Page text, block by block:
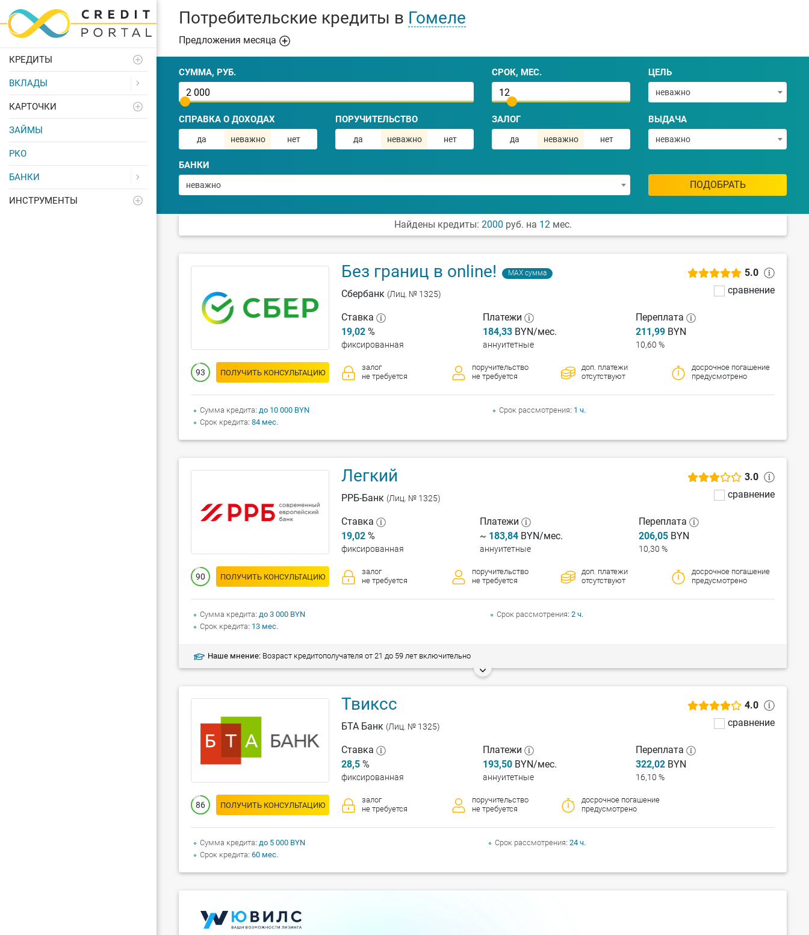
КРЕДИТЫ
ВКЛАДЫ
КАРТОЧКИ
ЗАЙМЫ
РКО
БАНКИ
ИНСТРУМЕНТЫ
Потребительские кредиты в Гомеле
Предложения месяца
СУММА, РУБ. СРОК, МЕС. ЦЕЛЬ
неважно
СПРАВКА О ДОХОДАХ
неважно
да нет
ПОРУЧИТЕЛЬСТВО
неважно
да нет
ЗАЛОГ
неважно
да нет
ВЫДАЧА
неважно
БАНКИ
неважно ПОДОБРАТЬ
Найдены кредиты: 2000 руб. на 12мес.
Без границ в online! MAX сумма
Сбербанк (Лиц. № 1325)
5.0
сравнение
Ставка
19,02 %
фиксированная
Платежи
184,33 BYN/мес.
аннуитетные
Переплата
211,99 BYN
10,60 %
93 ПОЛУЧИТЬ КОНСУЛЬТАЦИЮ
залог
не требуется
поручительство
не требуется
доп. платежи
отсутствуют
досрочное погашение
предусмотрено
Сумма кредита до 10 000 BYN
Срок кредита 84 мес.
Срок рассмотрения 1 ч.
Легкий
РРБ-Банк (Лиц. № 1325)
3.0
сравнение
Ставка
19,02 %
фиксированная
Платежи
~ 183,84 BYN/мес.
аннуитетные
Переплата
206,05 BYN
10,30 %
90 ПОЛУЧИТЬ КОНСУЛЬТАЦИЮ
залог
не требуется
поручительство
не требуется
доп. платежи
отсутствуют
досрочное погашение
предусмотрено
Сумма кредита до 3 000 BYN
Срок кредита 13 мес.
Срок рассмотрения 2 ч.
Наше мнение: Возраст кредитополучателя от 21 до 59 лет включительно
Твиксс
БТА Банк (Лиц. № 1325)
4.0
сравнение
Ставка
28,5 %
фиксированная
Платежи
193,50 BYN/мес.
аннуитетные
Переплата
322,02 BYN
16,10 %
86 ПОЛУЧИТЬ КОНСУЛЬТАЦИЮ
залог
не требуется
поручительство
не требуется
досрочное погашение
предусмотрено
Сумма кредита до 5 000 BYN
Срок кредита 60 мес.
Срок рассмотрения 24 ч.